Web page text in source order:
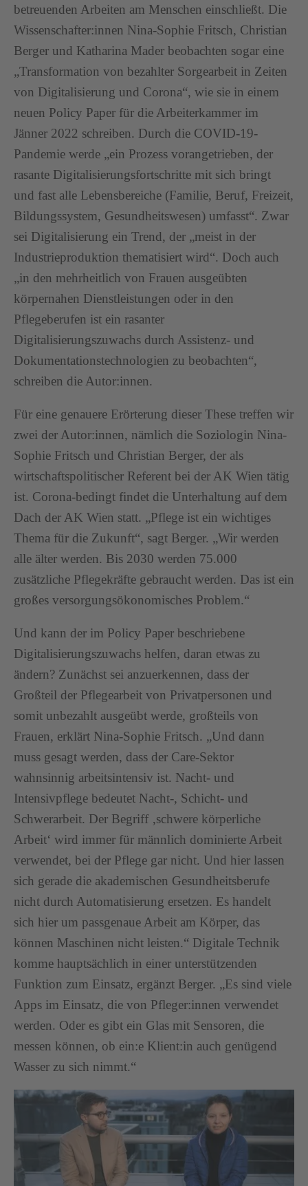
betreuenden Arbeiten am Menschen einschließt. Die
Wissenschafter:innen Nina-Sophie Fritsch, Christian
Berger und Katharina Mader beobachten sogar eine
„Transformation von bezahlter Sorgearbeit in Zeiten
von Digitalisierung und Corona“, wie sie in einem
neuen Policy Paper für die Arbeiterkammer im
Jänner 2022 schreiben. Durch die COVID-19-
Pandemie werde „ein Prozess vorangetrieben, der
rasante Digitalisierungsfortschritte mit sich bringt
und fast alle Lebensbereiche (Familie, Beruf, Freizeit,
Bildungssystem, Gesundheitswesen) umfasst“. Zwar
sei Digitalisierung ein Trend, der „meist in der
Industrieproduktion thematisiert wird“. Doch auch
„in den mehrheitlich von Frauen ausgeübten
körpernahen Dienstleistungen oder in den
Pflegeberufen ist ein rasanter
Digitalisierungszuwachs durch Assistenz- und
Dokumentationstechnologien zu beobachten“,
schreiben die Autor:innen.
Für eine genauere Erörterung dieser These treffen wir
zwei der Autor:innen, nämlich die Soziologin Nina-
Sophie Fritsch und Christian Berger, der als
wirtschaftspolitischer Referent bei der AK Wien tätig
ist. Corona-bedingt findet die Unterhaltung auf dem
Dach der AK Wien statt. „Pflege ist ein wichtiges
Thema für die Zukunft“, sagt Berger. „Wir werden
alle älter werden. Bis 2030 werden 75.000
zusätzliche Pflegekräfte gebraucht werden. Das ist ein
großes versorgungsökonomisches Problem.“
Und kann der im Policy Paper beschriebene
Digitalisierungszuwachs helfen, daran etwas zu
ändern? Zunächst sei anzuerkennen, dass der
Großteil der Pflegearbeit von Privatpersonen und
somit unbezahlt ausgeübt werde, großteils von
Frauen, erklärt Nina-Sophie Fritsch. „Und dann
muss gesagt werden, dass der Care-Sektor
wahnsinnig arbeitsintensiv ist. Nacht- und
Intensivpflege bedeutet Nacht-, Schicht- und
Schwerarbeit. Der Begriff ‚schwere körperliche
Arbeit‘ wird immer für männlich dominierte Arbeit
verwendet, bei der Pflege gar nicht. Und hier lassen
sich gerade die akademischen Gesundheitsberufe
nicht durch Automatisierung ersetzen. Es handelt
sich hier um passgenaue Arbeit am Körper, das
können Maschinen nicht leisten.“ Digitale Technik
komme hauptsächlich in einer unterstützenden
Funktion zum Einsatz, ergänzt Berger. „Es sind viele
Apps im Einsatz, die von Pfleger:innen verwendet
werden. Oder es gibt ein Glas mit Sensoren, die
messen können, ob ein:e Klient:in auch genügend
Wasser zu sich nimmt.“